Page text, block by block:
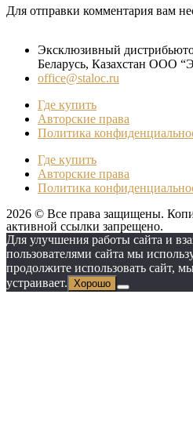
Для отправки комментария вам
Эксклюзивный
Беларусь, Казахстан ООО
office@staloc.ru
Где купить
Авторские права
Политика
Где купить
Авторские права
Политика
2026 © Все права защищены.
активной ссылки запрещено.
Для улучшения работы сайта и
пользователями сайта мы
продолжите использовать сайт,
устраивает. Хорошо